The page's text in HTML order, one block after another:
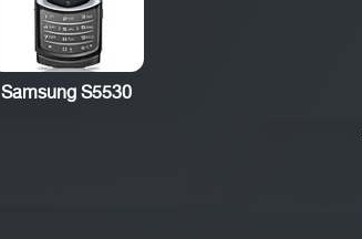
Samsung S5530